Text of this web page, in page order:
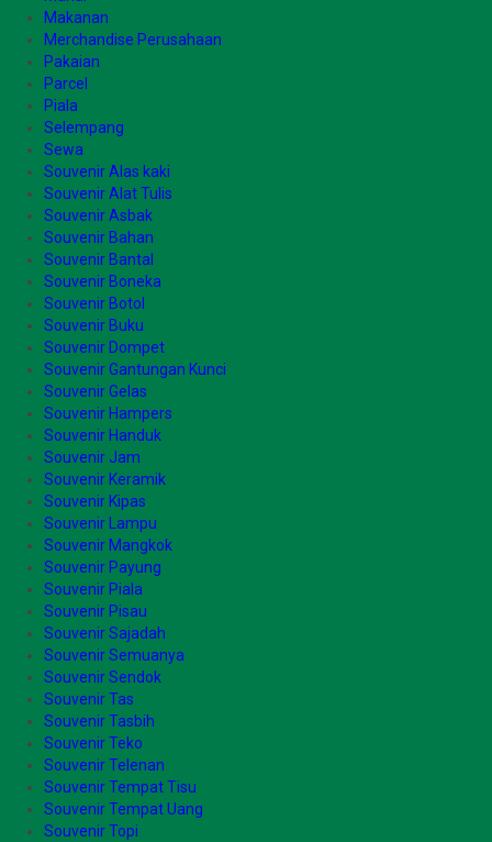
Makanan
Merchandise Perusahaan
Pakaian
Parcel
Piala
Selempang
Sewa
Souvenir Alas kaki
Souvenir Alat Tulis
Souvenir Asbak
Souvenir Bahan
Souvenir Bantal
Souvenir Boneka
Souvenir Botol
Souvenir Buku
Souvenir Dompet
Souvenir Gantungan Kunci
Souvenir Gelas
Souvenir Hampers
Souvenir Handuk
Souvenir Jam
Souvenir Keramik
Souvenir Kipas
Souvenir Lampu
Souvenir Mangkok
Souvenir Payung
Souvenir Piala
Souvenir Pisau
Souvenir Sajadah
Souvenir Semuanya
Souvenir Sendok
Souvenir Tas
Souvenir Tasbih
Souvenir Teko
Souvenir Telenan
Souvenir Tempat Tisu
Souvenir Tempat Uang
Souvenir Topi